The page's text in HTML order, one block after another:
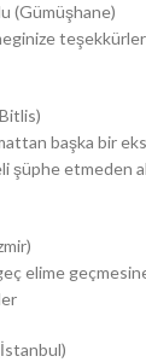
(Gümüşhane)
başka bir
şüphe etmeden
elime